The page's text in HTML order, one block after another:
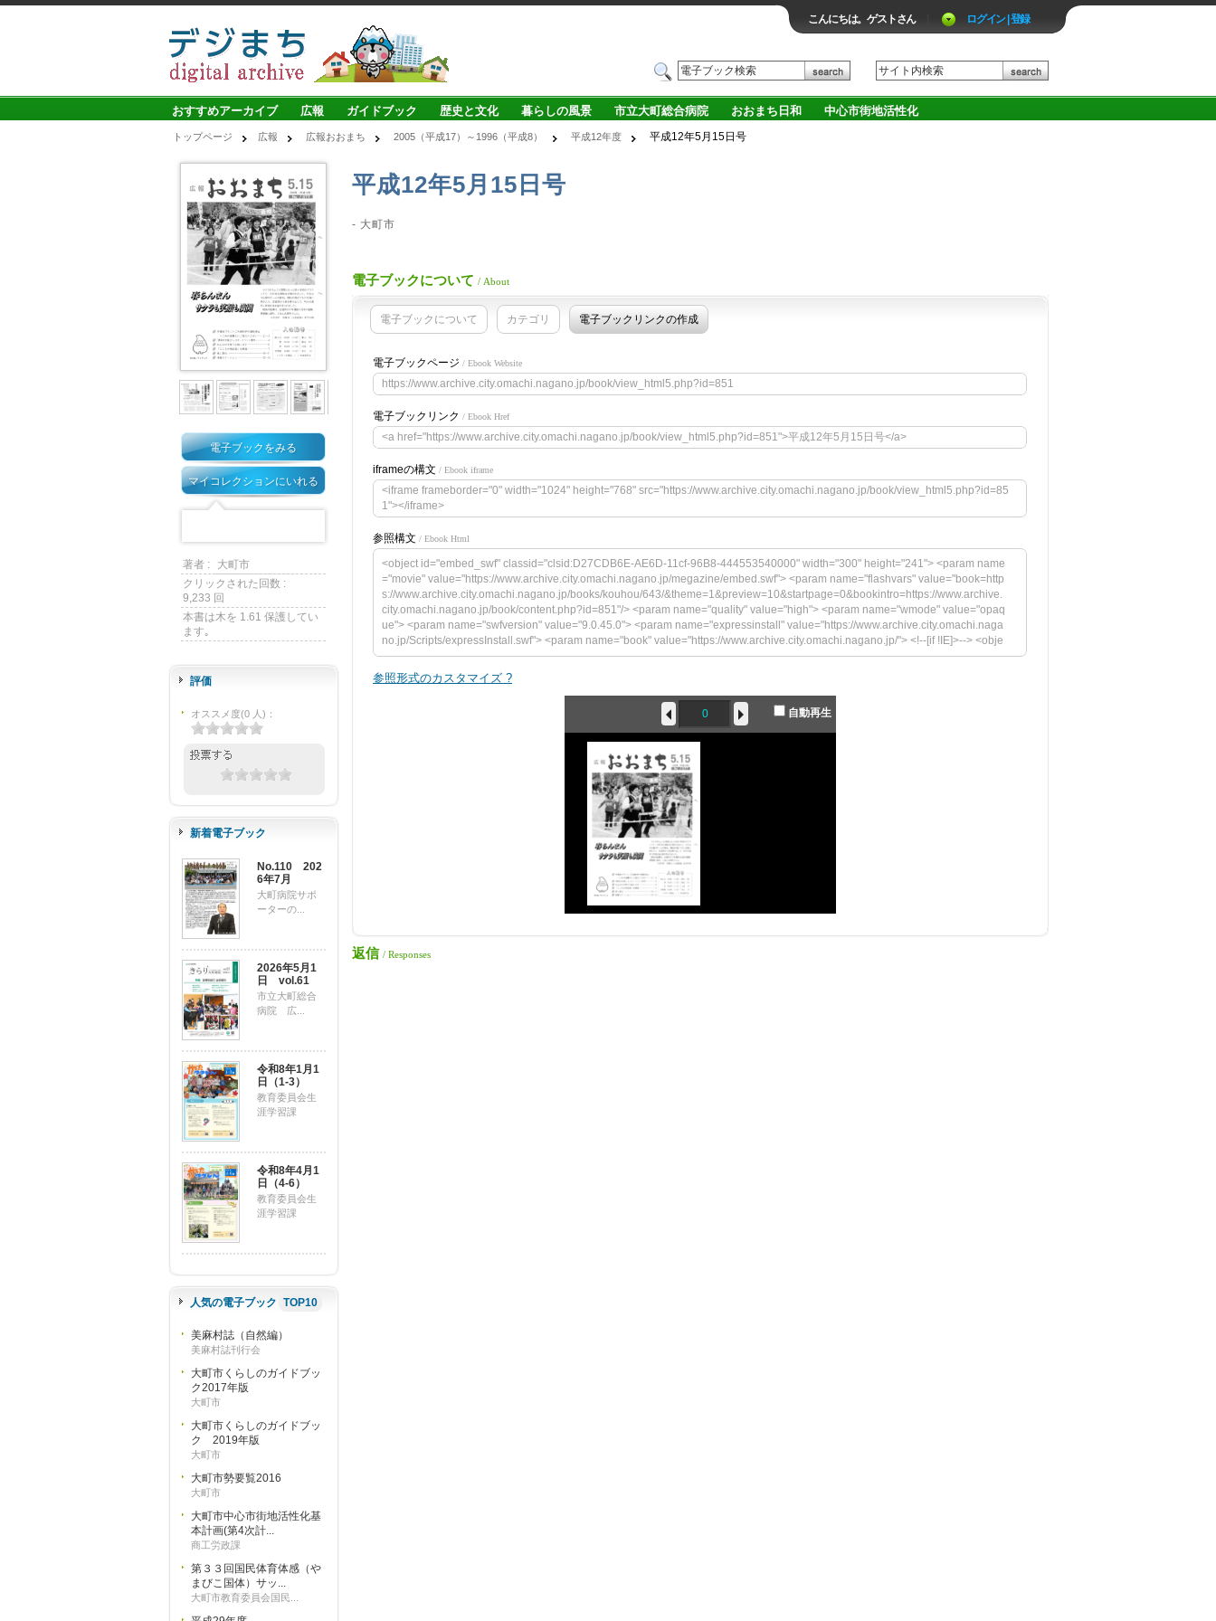
こんにちは。ゲストさん ログイン | 登録
おすすめアーカイブ 広報 ガイドブック 歴史と文化 暮らしの風景 市立大町総合病院 おおまち日和 中心市街地活性化
トップページ 広報 広報おおまち 2005（平成17）～1996（平成8） 平成12年度 平成12年5月15日号
電子ブックをみる
マイコレクションにいれる
著者 :
大町市
クリックされた回数 :
9,233 回
本書は木を 1.61 保護してい
ます｡
評価
オススメ度(0人) ：
新着電子ブック
No.110 202
6年7月
大町病院サポ
ーターの...
2026年5月1
日 vol.61
市立大町総合
病院 広...
令和8年1月1
日（1-3）
教育委員会生
涯学習課
令和8年4月1
日（4-6）
教育委員会生
涯学習課
人気の電子ブック TOP10
美麻村誌（自然編）
美麻村誌刊行会
大町市くらしのガイドブッ
ク2017年版
大町市
大町市くらしのガイドブッ
ク 2019年版
大町市
大町市勢要覧2016
大町市
大町市中心市街地活性化基
本計画(第4次計...
商工労政課
第３３回国民体育体感（や
まびこ国体）サッ...
大町市教育委員会国民...
平成12年5月15日号
- 大町市
電子ブックについて / About
電子ブックについて カテゴリ 電子ブックリンクの作成
電子ブックページ / Ebook Website
https://www.archive.city.omachi.nagano.jp/book/view_html5.php?id=851
電子ブックリンク / Ebook Href
<a href="https://www.archive.city.omachi.nagano.jp/book/view_html5.php?id=851">平成12年5月15日号</a>
iframeの構文 / Ebook iframe
<iframe frameborder="0" width="1024" height="768" src="https://www.archive.city.omachi.nagano.jp/book/view_html5.php?id=85
1"></iframe>
参照構文 / Ebook Html
<object id="embed_swf" classid="clsid:D27CDB6E-AE6D-11cf-96B8-444553540000" width="300" height="241"> <param name
="movie" value="https://www.archive.city.omachi.nagano.jp/megazine/embed.swf"> <param name="flashvars" value="book=http
s://www.archive.city.omachi.nagano.jp/books/kouhou/643/&theme=1&preview=10&startpage=0&bookintro=https://www.archive.
city.omachi.nagano.jp/book/content.php?id=851"/> <param name="quality" value="high"> <param name="wmode" value="opaq
ue"> <param name="swfversion" value="9.0.45.0"> <param name="expressinstall" value="https://www.archive.city.omachi.naga
no.jp/Scripts/expressInstall.swf"> <param name="book" value="https://www.archive.city.omachi.nagano.jp/"> <!--[if !IE]>--> <obje
ct type="application/x-shockwave-flash" data="https://www.archive.city.omachi.nagano.jp/megazine/embed.swf" width="300" hei
ght="241"> <!--<![endif]--> <param name="quality" value="high"> <param name="flashvars" value="book=https://www.archive.cit
y.omachi.nagano.jp/books/kouhou/643/&theme=1&preview=10&startpage=0&bookintro=https://www.archive.city.omachi.nagan
o.jp/book/content.php?id=851"/> <param name="wmode" value="opaque"> <param name="swfversion" value="9.0.45.0"> <par
am name="expressinstall" value="https://www.archive.city.omachi.nagano.jp/Scripts/expressInstall.swf"> <param name="book" v
alue="https://www.archive.city.omachi.nagano.jp/"> <div> <h4>このコンテンツの表示には、Adobe Flash Playerの最新バージョ
download_buttons/get_flash_player.gif" alt=" Adobe Flash Playerを取得" width="112" height="33" /></a></p> </div> <!--[if !IE]>--
参照形式のカスタマイズ ?
自動再生
返信 / Responses